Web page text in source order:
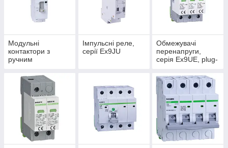
Модульні
контактори з
ручним
Ex9CHM
Імпульсні реле,
серії Ex9JU
Обмежувачі
перенапруги,
серія Ex9UE, plug-
сигналізацією